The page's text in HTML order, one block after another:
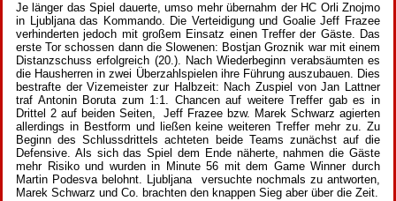
Je länger das Spiel dauerte, umso mehr übernahm der HC Orli Znojmo
in Ljubljana das Kommando. Die Verteidigung und Goalie Jeff Frazee
verhinderten jedoch mit großem Einsatz einen Treffer der Gäste. Das
erste Tor schossen dann die Slowenen: Bostjan Groznik war mit einem
Distanzschuss erfolgreich (20.). Nach Wiederbeginn verabsäumten es
die Hausherren in zwei Überzahlspielen ihre Führung auszubauen. Dies
bestrafte der Vizemeister zur Halbzeit: Nach Zuspiel von Jan Lattner
traf Antonin Boruta zum 1:1. Chancen auf weitere Treffer gab es in
Drittel 2 auf beiden Seiten, Jeff Frazee bzw. Marek Schwarz agierten
allerdings in Bestform und ließen keine weiteren Treffer mehr zu. Zu
Beginn des Schlussdrittels achteten beide Teams zunächst auf die
Defensive. Als sich das Spiel dem Ende näherte, nahmen die Gäste
mehr Risiko und wurden in Minute 56 mit dem Game Winner durch
Martin Podesva belohnt. Ljubljana versuchte nochmals zu antworten,
Marek Schwarz und Co. brachten den knappen Sieg aber über die Zeit.